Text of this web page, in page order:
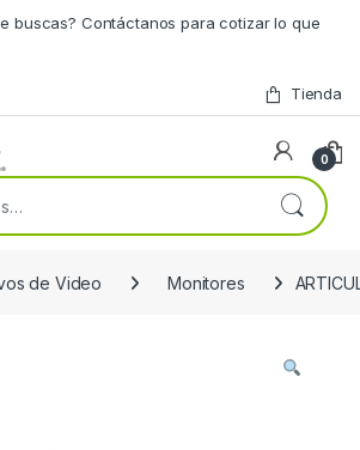
buscas? Contáctanos para cotizar lo que
Tienda
0
de Video Monitores